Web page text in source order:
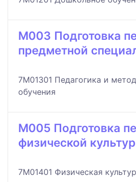
M003 Подготовка
предметной
7M01301 Педагогика и
обучения
M005 Подготовка
физической
7M01401 Физическая